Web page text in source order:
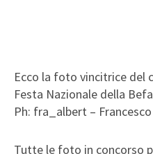
Ecco la foto vincitrice del
Festa Nazionale della
Ph: fra_albert –
Tutte le foto in concorso